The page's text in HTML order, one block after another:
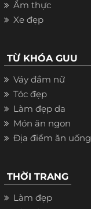
Ẩm thực
Xe đẹp
TỪ KHÓA GUU
Váy đầm nữ
Tóc đẹp
Làm đẹp da
Món ăn ngon
Địa điểm ăn uống
THỜI TRANG
Làm đẹp